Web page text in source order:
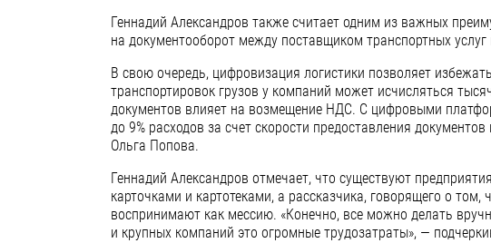
Геннадий Александров также считает одним из важных
на документооборот между поставщиком транспортных услуг
В свою очередь, цифровизация логистики позволяет
транспортировок грузов у компаний может исчисляться
документов влияет на возмещение НДС. С цифровыми
до 9% расходов за счет скорости предоставления
Ольга Попова.
Геннадий Александров отмечает, что существуют
карточками и картотеками, а рассказчика, говорящего о
воспринимают как мессию. «Конечно, все можно делать
и крупных компаний это огромные трудозатраты», —